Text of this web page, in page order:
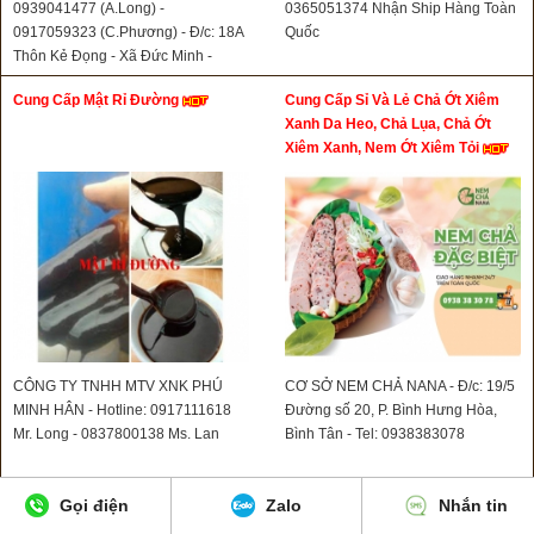
0939041477 (A.Long) -
0917059323 (C.Phương) - Đ/c: 18A
Thôn Kẻ Đọng - Xã Đức Minh -
Huyện ĐăkMil - Tỉnh Đăknông
0365051374 Nhận Ship Hàng Toàn
Quốc
Cung Cấp Mật Rỉ Đường
CÔNG TY TNHH MTV XNK PHÚ
MINH HÂN - Hotline: 0917111618
Mr. Long - 0837800138 Ms. Lan
Cung Cấp Sỉ Và Lẻ Chả Ớt Xiêm
Xanh Da Heo, Chả Lụa, Chả Ớt
Xiêm Xanh, Nem Ớt Xiêm Tỏi
CƠ SỞ NEM CHẢ NANA - Đ/c: 19/5
Đường số 20, P. Bình Hưng Hòa,
Bình Tân - Tel: 0938383078
Cung Cấp Bắp Rang Bơ Bán Mật Rỉ Đường
Gọi điện Zalo Nhắn tin